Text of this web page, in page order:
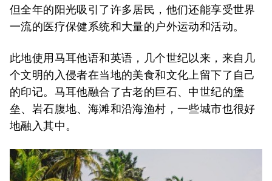
但全年的阳光吸引了许多居民，他们还能享受世界
一流的医疗保健系统和大量的户外运动和活动。
此地使用马耳他语和英语，几个世纪以来，来自几
个文明的入侵者在当地的美食和文化上留下了自己
的印记。马耳他融合了古老的巨石、中世纪的堡
垒、岩石腹地、海滩和沿海渔村，一些城市也很好
地融入其中。